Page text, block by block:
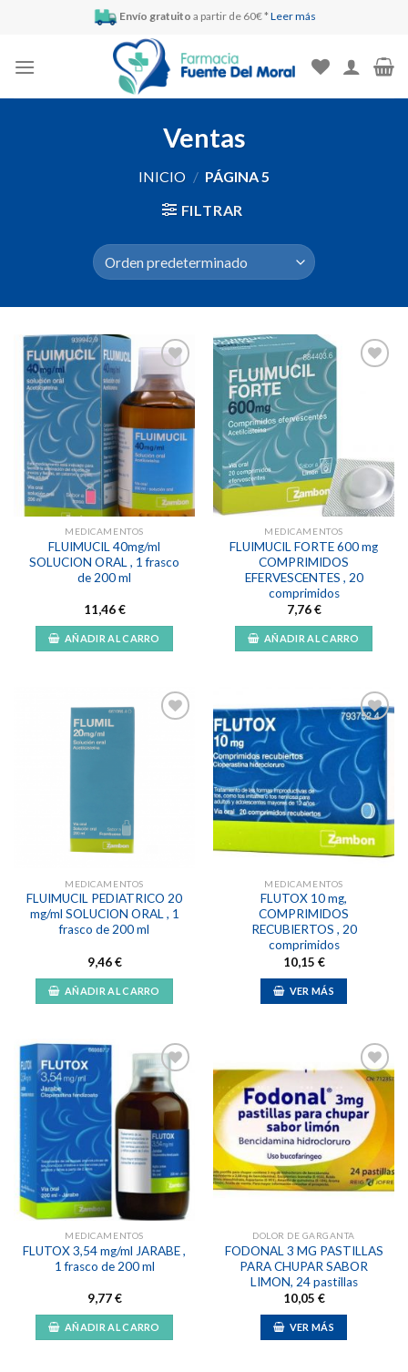
Envío gratuito a partir de 60€ * Leer más
Ventas
INICIO / PÁGINA 5
FILTRAR
Añadir
lista de
deseos
MEDICAMENTOS
FLUIMUCIL 40mg/ml
SOLUCION ORAL , 1 frasco
de 200 ml
11,46€
AÑADIR AL CARRO
MEDICAMENTOS
FLUIMUCIL FORTE 600 mg
COMPRIMIDOS
EFERVESCENTES , 20
comprimidos
7,76€
AÑADIR AL CARRO
MEDICAMENTOS
FLUIMUCIL PEDIATRICO 20
mg/ml SOLUCION ORAL , 1
frasco de 200 ml
9,46€
AÑADIR AL CARRO
Añadir
a la
lista de
deseos
MEDICAMENTOS
FLUTOX 10 mg,
COMPRIMIDOS
RECUBIERTOS , 20
comprimidos
10,15 €
VER MÁS
Añadir
a la
lista de
deseos
MEDICAMENTOS
FLUTOX 3,54 mg/ml JARABE ,
1 frasco de 200 ml
9,77€
AÑADIR AL CARRO
Añadir
a la
lista de
deseos
DOLOR DE GARGANTA
FODONAL 3 MG PASTILLAS
PARA CHUPAR SABOR
LIMON, 24 pastillas
10,05 €
VER MÁS